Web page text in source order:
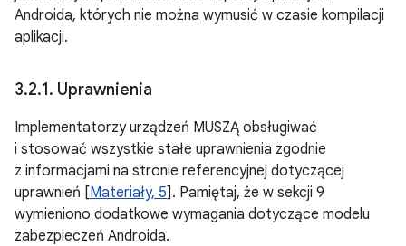
Androida, których nie można wymusić w czasie kompilacji
aplikacji.
3.2.1. Uprawnienia
Implementatorzy urządzeń MUSZĄ obsługiwać
i stosować wszystkie stałe uprawnienia zgodnie
z informacjami na stronie referencyjnej dotyczącej
uprawnień [Materiały, 5]. Pamiętaj, że w sekcji 9
wymieniono dodatkowe wymagania dotyczące modelu
zabezpieczeń Androida.